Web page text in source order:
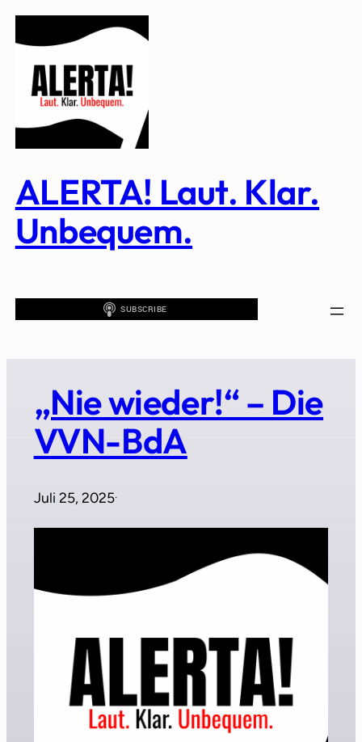
Zum
ALERTA! Laut. Klar.
Unbequem.
„Nie wieder!“ – Die
VVN-BdA
Juli 25, 2025·